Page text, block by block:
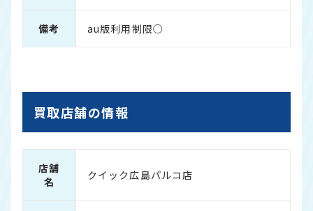
備考 au版利用制限○
買取店舗の情報
店舗
名
クイック広島パルコ店